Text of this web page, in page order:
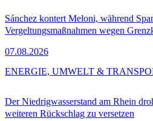
Sánchez kontert Meloni, während
Vergeltungsmaßnahmen wegen
07.08.2026
Der Niedrigwasserstand am Rhein
weiteren Rückschlag zu versetzen
ENERGIE, UMWELT &